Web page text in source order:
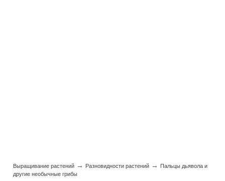
Выращивание растений → Разновидности растений →
Пальцы дьявола и
другие необычные грибы